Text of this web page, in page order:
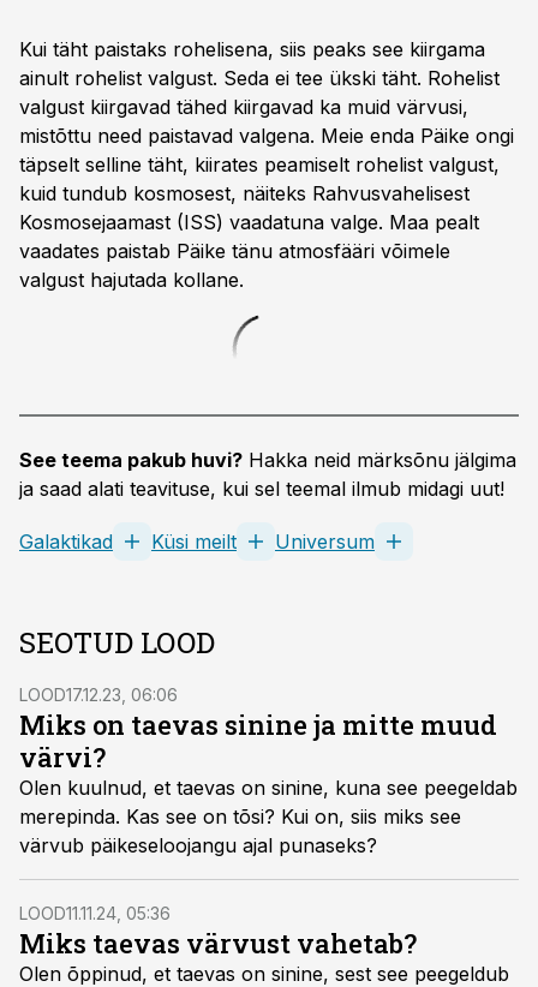
Kui täht paistaks rohelisena, siis peaks see kiirgama
ainult rohelist valgust. Seda ei tee ükski täht. Rohelist
valgust kiirgavad tähed kiirgavad ka muid värvusi,
mistõttu need paistavad valgena. Meie enda Päike ongi
täpselt selline täht, kiirates peamiselt rohelist valgust,
kuid tundub kosmosest, näiteks Rahvusvahelisest
Kosmose­jaamast (ISS) vaadatuna valge. Maa pealt
vaadates paistab Päike tänu atmosfääri võimele
valgust hajutada kollane.
See teema pakub huvi? Hakka neid märksõnu jälgima
ja saad alati teavituse, kui sel teemal ilmub midagi uut!
Galaktikad Küsi meilt Universum
SEOTUD LOOD
LOOD17.12.23, 06:06
Miks on taevas sinine ja mitte muud
värvi?
Olen kuulnud, et taevas on sinine, kuna see peegeldab
merepinda. Kas see on tõsi? Kui on, siis miks see
värvub päikeseloojangu ajal punaseks?
LOOD11.11.24, 05:36
Miks taevas värvust vahetab?
Olen õppinud, et taevas on sinine, sest see peegeldub